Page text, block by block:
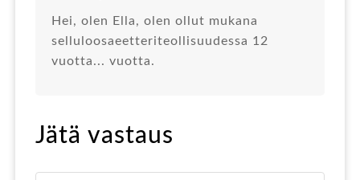
Hei, olen Ella, olen ollut mukana
selluloosaeetteriteollisuudessa 12
vuotta... vuotta.
Jätä vastaus